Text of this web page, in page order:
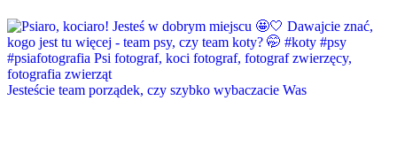
Jesteście team porządek, czy szybko wybaczacie Was